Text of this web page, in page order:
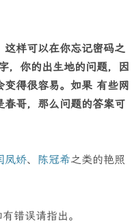
这样可以在你忘记密码之
，你的出生地的问题，因
变得很容易。如果 有些网
哥，那么问题的答案可
凤娇、 陈冠希之类的艳照
错误请指出。